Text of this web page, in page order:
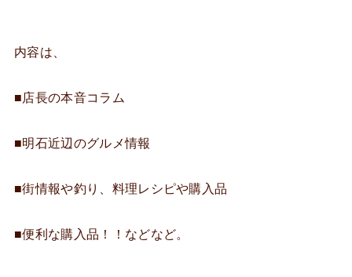
内容は、
■店長の本音コラム
■明石近辺のグルメ情報
■街情報や釣り、料理レシピや購入品
■便利な購入品！！などなど。